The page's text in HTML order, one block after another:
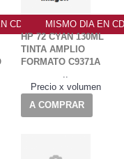
CDMX
MISMO DIA EN
HP 72 CYAN 130ML
TINTA AMPLIO
FORMATO C9371A
Precio x volumen
A COMPRAR